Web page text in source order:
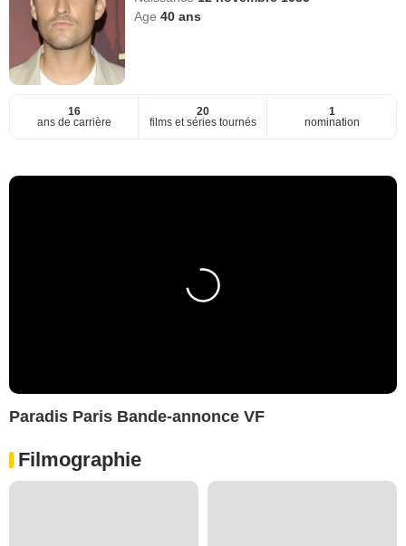
Age40 ans
16
ans de carrière
20
films et séries tournés
1
nomination
Paradis Paris Bande-annonce VF
Filmographie